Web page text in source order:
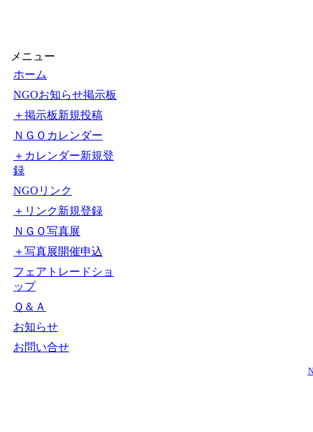
メニュー
ホーム
NGOお知らせ掲示板
＋掲示板新規投稿
ＮＧＯカレンダー
＋カレンダー新規登
録
NGOリンク
＋リンク新規登録
ＮＧＯ写真展
＋写真展開催申込
フェアトレードショ
ップ
Ｑ＆Ａ
お知らせ
お問い合せ